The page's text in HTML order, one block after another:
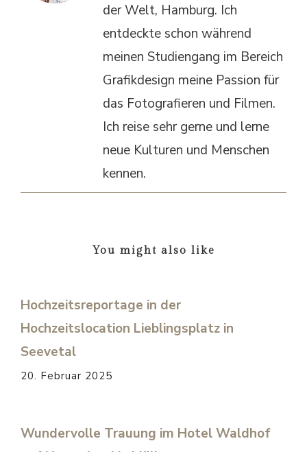
der Welt, Hamburg. Ich
entdeckte schon während
meinen Studiengang im Bereich
Grafikdesign meine Passion für
das Fotografieren und Filmen.
Ich reise sehr gerne und lerne
neue Kulturen und Menschen
kennen.
You might also like
Hochzeitsreportage in der
Hochzeitslocation Lieblingsplatz in
Seevetal
20. Februar 2025
Wundervolle Trauung im Hotel Waldhof